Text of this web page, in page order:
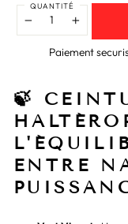
QUANTITÉ
+
Paiement
🍃
ENTRE